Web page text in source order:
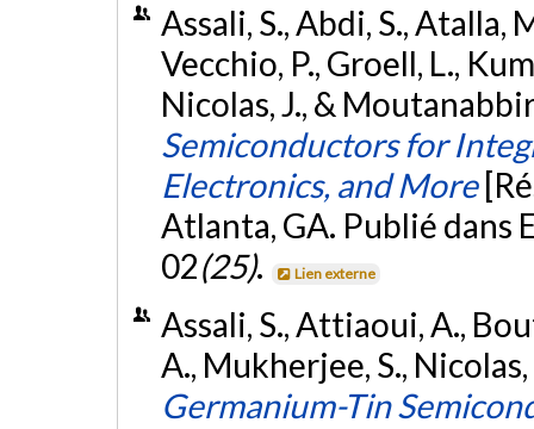
Assali, S., Abdi, S.,
Vecchio, P., Groell, L.,
Nicolas, J., &
Semiconductors for
Electronics, and More
Atlanta, GA. Publié dans
02(25). Lien externe
Assali, S., Attiaoui, A.,
A., Mukherjee, S.,
Germanium-Tin